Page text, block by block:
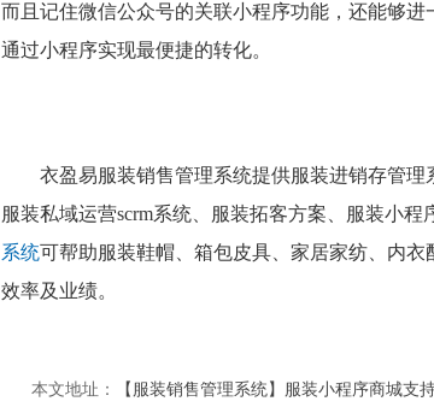
而且记住微信公众号的关联小程序功能，还能够
通过小程序实现最便捷的转化。
衣盈易服装销售管理系统提供服装进销存管理
服装私域运营scrm系统、服装拓客方案、服装小
系统可帮助服装鞋帽、箱包皮具、家居家纺、内
效率及业绩。
本文地址： 【服装销售管理系统】服装小程序商城支